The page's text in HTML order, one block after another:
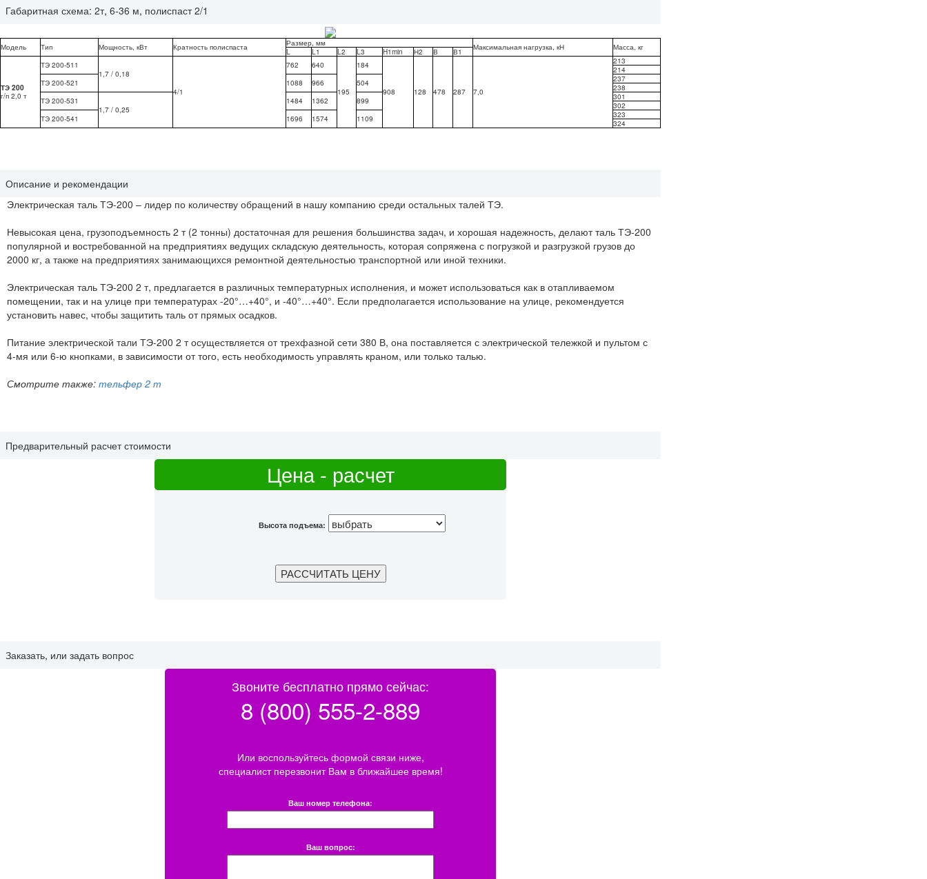
Габаритная схема: 2т, 6-36 м, полиспаст 2/1
Модель Тип Мощность, кВт Кратность полиспаста Размер, мм Максимальная нагрузка, кН Масса, кг
L L1 L2 L3 H1min Н2 В В1
ТЭ 200
г/п 2,0 т
ТЭ 200-511
1,7 / 0,18
4/1
762 640
195
184
908 128 478 287 7,0
213
214
ТЭ 200-521
1088 966 504
237
238
ТЭ 200-531
1,7 / 0,25
1484 1362 899
301
302
ТЭ 200-541
1696 1574 1109
323
324
Описание и рекомендации
Электрическая таль ТЭ-200 – лидер по количеству обращений в нашу компанию среди остальных талей ТЭ.
Невысокая цена, грузоподъемность 2 т (2 тонны) достаточная для решения большинства задач, и хорошая надежность, делают таль ТЭ-200
популярной и востребованной на предприятиях ведущих складскую деятельность, которая сопряжена с погрузкой и разгрузкой грузов до
2000 кг, а также на предприятиях занимающихся ремонтной деятельностью транспортной или иной техники.
Электрическая таль ТЭ-200 2 т, предлагается в различных температурных исполнения, и может использоваться как в отапливаемом
помещении, так и на улице при температурах -20°…+40°, и -40°…+40°. Если предполагается использование на улице, рекомендуется
установить навес, чтобы защитить таль от прямых осадков.
Питание электрической тали ТЭ-200 2 т осуществляется от трехфазной сети 380 В, она поставляется с электрической тележкой и пультом с
4-мя или 6-ю кнопками, в зависимости от того, есть необходимость управлять краном, или только талью.
Смотрите также: тельфер 2 т
Предварительный расчет стоимости
Цена - расчет
Высота подъема:
Заказать, или задать вопрос
Звоните бесплатно прямо сейчас:
8 (800) 555-2-889
Или воспользуйтесь формой связи ниже,
специалист перезвонит Вам в ближайшее время!
Ваш номер телефона:
Ваш вопрос: